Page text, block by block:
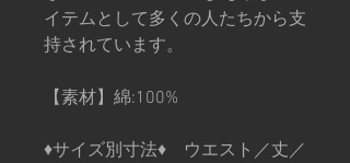
イテムとして多くの人たちから支
持されています。
【素材】綿:100%
♦︎サイズ別寸法♦︎ ウエスト／丈／